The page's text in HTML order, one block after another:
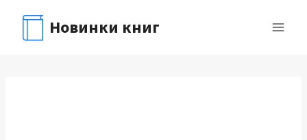
содержимому
Новинки книг